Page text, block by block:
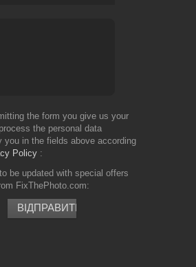
the form you give us your
the personal data
you in the fields above according
Policy
be updated with special offers
FixThePhoto.com